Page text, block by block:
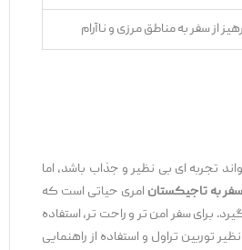
از سفر به مناطق مرزی و ناآرام
تجربه ‌ای بی ‌نظیر و جذاب باشد، اما
به تاجیکستانامری حیاتی است که
برای سفر امن ‌تر و راحت‌ تر، استفاده
توربین تراول و استفاده از راهنمایی